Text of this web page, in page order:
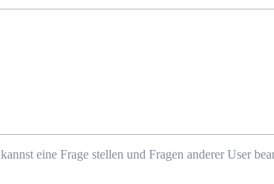
eine Frage stellen und Fragen anderer User